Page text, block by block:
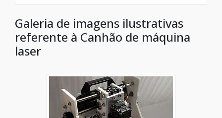
Galeria de imagens ilustrativas
referente à Canhão de máquina
laser